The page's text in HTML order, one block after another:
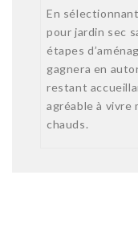
En
pour jardin sec
étapes
gagnera en
restant
agréable à vivre
chauds.